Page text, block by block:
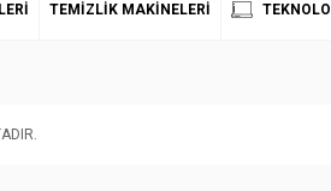
TEMIZLIK MAKINELERI